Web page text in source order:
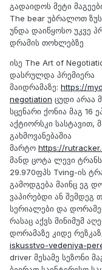
გადაიდოს მეტი
The bear უბრალოთ
უნდა დაიწყოსო უკვე
დრამის თოხლებზე
ისე The Art of
დასრულდა პრემიერა
მაიდრამაზე: https://
negotiation ცუდი არაა
სცენარი ქონია მაგ 16
აქტიორსკი სასტავით,
გახმოვანებაშია
მარტო https://
მანდ ცოტა ლევი
29.970ფპს Tving-ის
გამოდგება მაინც ეგ
ვაპირებდი ან შემდეგ
სერიალები და
რასაც აქვს მინიმუმ
დორამაზე კიდე
iskusstvo-vedeniya-
driver მესამე სეზონი